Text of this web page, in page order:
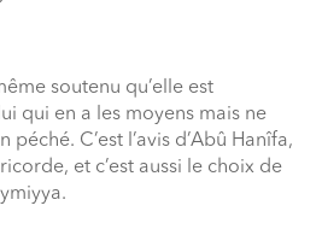
soutenu qu’elle est
qui en a les moyens mais ne
C’est l’avis d’Abû Hanîfa,
et c’est aussi le choix de